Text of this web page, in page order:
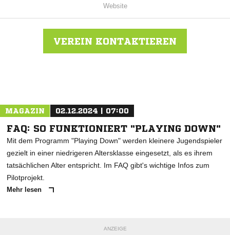
Website
VEREIN KONTAKTIEREN
MAGAZIN 02.12.2024 | 07:00
FAQ: SO FUNKTIONIERT "PLAYING DOWN"
Mit dem Programm "Playing Down" werden kleinere Jugendspieler
gezielt in einer niedrigeren Altersklasse eingesetzt, als es ihrem
tatsächlichen Alter entspricht. Im FAQ gibt's wichtige Infos zum
Pilotprojekt.
Mehr lesen
ANZEIGE